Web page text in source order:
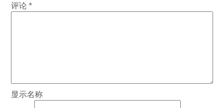
评论*
显示名称